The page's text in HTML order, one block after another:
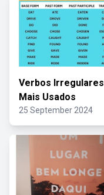
Verbos Irregulares
Mais Usados
25 September 2024